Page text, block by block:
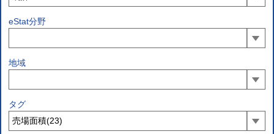
eStat分野
地域
タグ